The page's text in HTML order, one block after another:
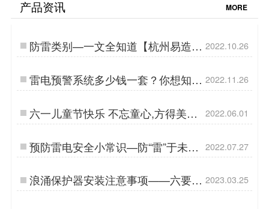
产品资讯 MORE
防雷类别—一文全知道【杭州易造】
…
2022.10.26
雷电预警系统多少钱一套？你想知道
的价格都在这里【易造防雷】…
2022.11.26
六一儿童节快乐 不忘童心,方得美好
【杭州易造】…
2022.06.01
预防雷电安全小常识—防“雷”于未然,
易造更安全【杭州易造】…
2022.07.27
浪涌保护器安装注意事项——六要点
【易造防雷】…
2023.03.25